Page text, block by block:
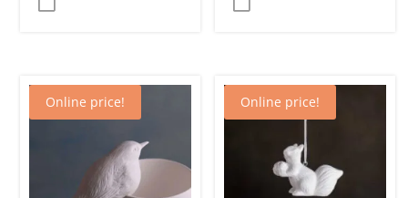
Online price! Online price!